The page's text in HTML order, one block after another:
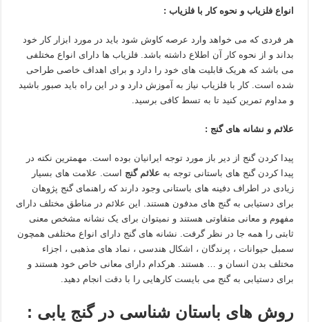
انواع فلزیاب و نحوه کار با فلزیاب :
هر فردی که می خواهد وارد عرصه کاوش شود باید در مورد ابزار کار خود
بداند و از نحوه کار آن اطلاع داشته باشد. فلزیاب ها دارای انواع مختلفی
می باشد که هریک قابلیت های خود را دارد و برای اهداف خاصی طراحی
شده است. کار با فلزیاب نیاز به آموزش دارد و در این راه باید صبور باشید
و مداوم تمرین کنید تا به تسط کافی برسید.
علائم و نشانه های گنج :
پیدا کردن گنج از دیر باز مورد توجه ایرانیان بوده است. مهمترین نکته در
پیدا کردن گنج های باستانی توجه به علائم گنج
است. علامت های بسیار
زیادی در اطراف دفینه های باستانی وجود دارند که راهنمای گنج پژوهان
برای دستیابی به گنج های مدفون هستند. این علائم در مناطق مختلف دارای
مفهوم و معانی متفاوتی هستند و نمیتوان برای یک نشانه مشخص معنی
ثابتی را همه جا در نظر گرفت. نشانه های گنج دارای انواع مختلفی همچون
سمبل حیوانات ، پرندگان ، اشکال هندسی ، نماد های مذهبی ، اجزاء
مختلف بدن انسان و … هستند. هرکدام دارای معانی خاص خود هستند و
برای دستیابی به گنج می بایست کارهایی را با دقت انجام دهید.
روش های باستان شناسی در گنج یابی :